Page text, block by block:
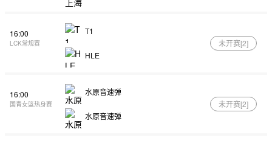
16:00
LCK常规赛
T1
HLE
未开赛[2]
16:00
国青女篮热身赛
水原音速弹
水原音速弹
未开赛[2]